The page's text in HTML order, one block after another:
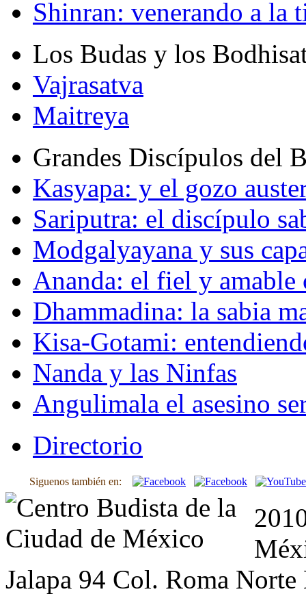
Shinran: venerando a la
Los Budas y los
Vajrasatva
Maitreya
Grandes Discípulos del
Kasyapa: y el gozo
Sariputra: el discípulo
Modgalyayana y sus
Ananda: el fiel y amable
Dhammadina: la sabia
Kisa-Gotami:
Nanda y las Ninfas
Angulimala el asesino
Directorio
Siguenos también en:
Jalapa 94 Col. Roma